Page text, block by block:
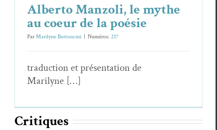
Alberto Manzoli, le mythe
au coeur de la poésie
ParMarilyne Bertoncini Numéros: 217
tra­duc­tion et présen­ta­tion de
Marilyne […]
Cri­tiques